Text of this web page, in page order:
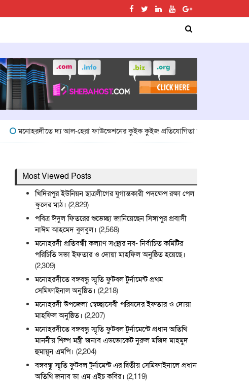
মনোহরদীতে দ্য আল-হেরা ফাউন্ডেশনের কুইক কুইজ প্রতিযোগিতা অনুষ্ঠিত
Most Viewed Posts
খিদিরপুর ইউনিয়ন ছাত্রলীগের যুগান্তকারী পদক্ষেপ রক্ষা পেল
স্কুলের মাঠ। (2,829)
পবিত্র ঈদুল ফিতরের শুভেচ্ছা জানিয়েছেন সিঙ্গাপুর প্রবাসী
নাঈম আহমেদ বুলবুল। (2,568)
মনোহরদী প্রতিবন্ধী কল্যাণ সংস্থার নব- নির্বাচিত কমিটির
পরিচিতি সভা ইফতার ও দোয়া মাহফিল অনুষ্ঠিত হয়েছে।
(2,309)
মনোহরদীতে বঙ্গবন্ধু স্মৃতি ফুটবল টুর্নামেন্ট প্রথম
সেমিফাইনাল অনুষ্ঠিত। (2,218)
মনোহরদী উপজেলা স্বেচ্ছাসেবী পরিষদের ইফতার ও দোয়া
মাহফিল অনুষ্ঠিত। (2,207)
মনোহরদীতে বঙ্গবন্ধু স্মৃতি ফুটবল টুর্নামেন্টে প্রধান অতিথি
মাননীয় শিল্প মন্ত্রী জনাব এডভোকেট নুরুল মজিদ মাহমুদ
হুমায়ূন এমপি। (2,204)
বঙ্গবন্ধু স্মৃতি ফুটবল টুর্নামেন্ট এর দ্বিতীয় সেমিফাইনালে প্রধান
অতিথি জনাব ডা এম এইচ কবির। (2,119)